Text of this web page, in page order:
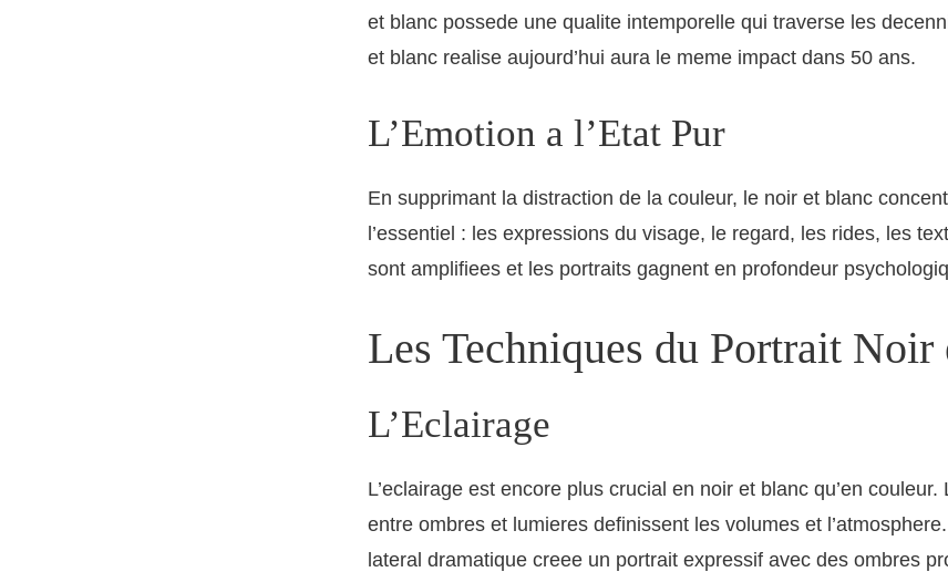
et blanc possede une qualite intemporelle qui traverse les
et blanc realise aujourd’hui aura le meme impact dans 50 ans.
L’Emotion a l’Etat Pur
En supprimant la distraction de la couleur, le noir et blanc
l’essentiel : les expressions du visage, le regard, les rides, les
sont amplifiees et les portraits gagnent en profondeur
Les Techniques du Portrait Noir
L’Eclairage
L’eclairage est encore plus crucial en noir et blanc qu’en couleur.
entre ombres et lumieres definissent les volumes et
lateral dramatique creee un portrait expressif avec des ombres